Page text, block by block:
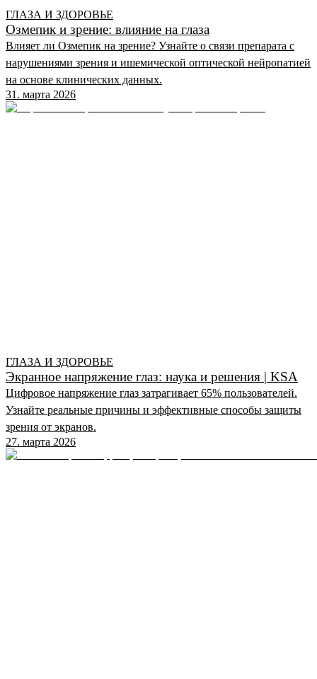
ГЛАЗА И ЗДОРОВЬЕ
Озмепик и зрение: влияние на глаза
Влияет ли Озмепик на зрение? Узнайте о связи препарата с
нарушениями зрения и ишемической оптической нейропатией
на основе клинических данных.
31. марта 2026
ГЛАЗА И ЗДОРОВЬЕ
Экранное напряжение глаз: наука и решения | KSA
Цифровое напряжение глаз затрагивает 65% пользователей.
Узнайте реальные причины и эффективные способы защиты
зрения от экранов.
27. марта 2026